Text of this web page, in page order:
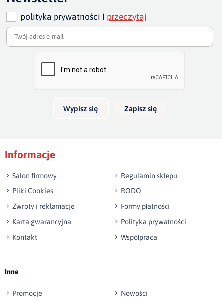
wysokość sofy:80 cm/ w najwyższym punkcie 87-88
szerokość całkowita sofy :
Dodaj opinię o produkcie
Twoja ocena
Bardzo dobry
Twoja opinia o produkcie
Wyślij opinię
polityka prywatności I przeczytaj
Wypisz się Zapisz się
Informacje
Salon firmowy
Regulamin sklepu
Pliki Cookies
RODO
Zwroty i reklamacje
Formy płatności
Karta gwarancyjna
Polityka prywatności
Kontakt
Współpraca
Inne
Promocje
Nowości